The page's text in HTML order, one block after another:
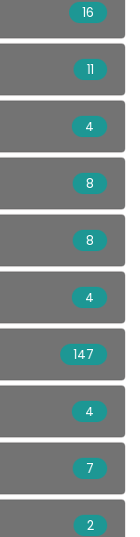
16
11
4
8
8
4
147
4
7
2